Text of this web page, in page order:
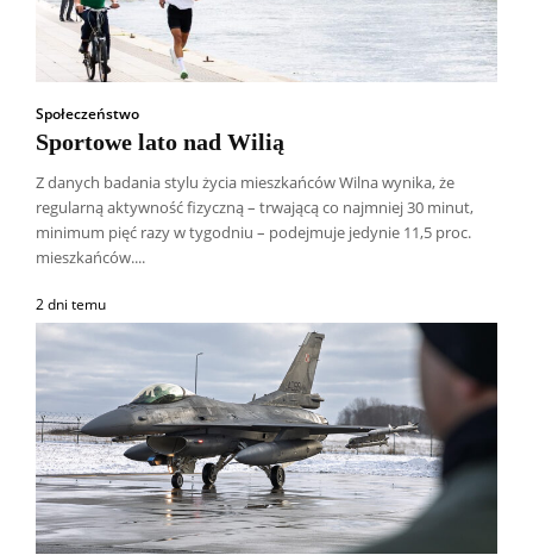
Społeczeństwo
Sportowe lato nad Wilią
Z danych badania stylu życia mieszkańców Wilna wynika, że
regularną aktywność fizyczną – trwającą co najmniej 30 minut,
minimum pięć razy w tygodniu – podejmuje jedynie 11,5 proc.
mieszkańców....
2 dni temu